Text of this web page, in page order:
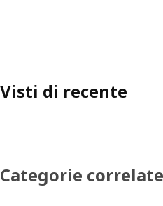
Visti di recente
Categorie correlate